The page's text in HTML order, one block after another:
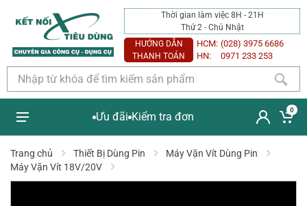
Thời gian làm việc 8H - 21H
Thứ 2 - Chủ Nhật
HƯỚNG DẪN
THANH TOÁN
HCM: (028) 3975 6686
HN:
0971 233 253
Ưu đãi Kiểm tra đơn
0
Trang chủ Thiết Bị Dùng Pin
Máy Vặn Vít Dùng Pin
Máy Vặn Vít 18V/20V